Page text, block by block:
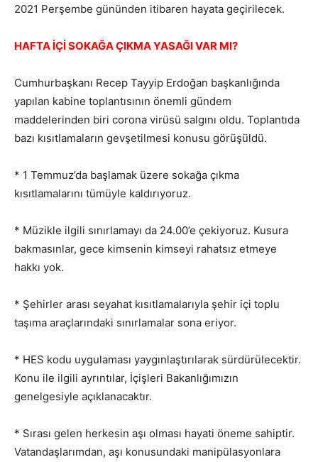
2021 Perşembe gününden itibaren hayata geçirilecek.
HAFTA İÇİ SOKAĞA ÇIKMA YASAĞI VAR MI?
Cumhurbaşkanı Recep Tayyip Erdoğan başkanlığında
yapılan kabine toplantısının önemli gündem
maddelerinden biri corona virüsü salgını oldu. Toplantıda
bazı kısıtlamaların gevşetilmesi konusu görüşüldü.
* 1 Temmuz’da başlamak üzere sokağa çıkma
kısıtlamalarını tümüyle kaldırıyoruz.
* Müzikle ilgili sınırlamayı da 24.00’e çekiyoruz. Kusura
bakmasınlar, gece kimsenin kimseyi rahatsız etmeye
hakkı yok.
* Şehirler arası seyahat kısıtlamalarıyla şehir içi toplu
taşıma araçlarındaki sınırlamalar sona eriyor.
* HES kodu uygulaması yaygınlaştırılarak sürdürülecektir.
Konu ile ilgili ayrıntılar, İçişleri Bakanlığımızın
genelgesiyle açıklanacaktır.
* Sırası gelen herkesin aşı olması hayati öneme sahiptir.
Vatandaşlarımdan, aşı konusundaki manipülasyonlara